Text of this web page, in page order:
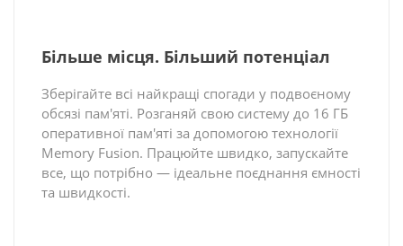
Більше місця. Більший потенціал
Зберігайте всі найкращі спогади у подвоєному
обсязі пам'яті. Розганяй свою систему до 16 ГБ
оперативної пам'яті за допомогою технології
Memory Fusion. Працюйте швидко, запускайте
все, що потрібно — ідеальне поєднання ємності
та швидкості.